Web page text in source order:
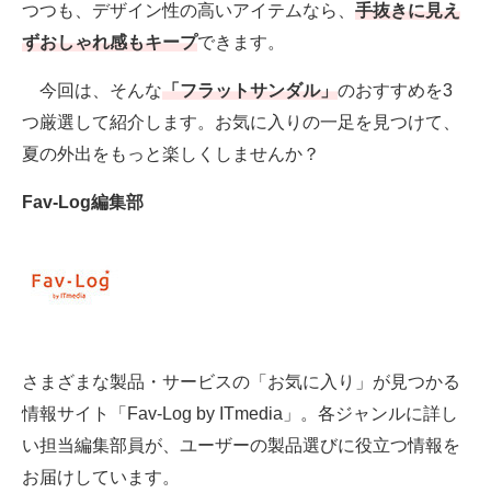
ITエンジニア向け専門サイト
IT製品の技術・比較・事例
電子設計の基本と応用
エネルギーの専門メディア
つつも、デザイン性の高いアイテムなら、 手抜きに見え
ずおしゃれ感もキープできます。
今回は、そんな「フラットサンダル」のおすすめを3
つ厳選して紹介します。お気に入りの一足を見つけて、
夏の外出をもっと楽しくしませんか？
Fav-Log編集部
さまざまな製品・サービスの「お気に入り」が見つかる
情報サイト「Fav-Log by ITmedia」。各ジャンルに詳し
い担当編集部員が、ユーザーの製品選びに役立つ情報を
お届けしています。